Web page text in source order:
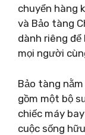
chuyển hàng
và Bảo tàng
dành riêng
mọi người
Bảo tàng
gồm một bộ
chiếc máy
cuộc sống